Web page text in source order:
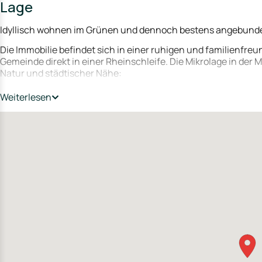
Lage
Idyllisch wohnen im Grünen und dennoch bestens
Die Immobilie befindet sich in einer ruhigen und
Gemeinde direkt in einer Rheinschleife. Die Mikrolage in
Natur und städtischer Nähe:
Erholung pur: Der Rhein sowie die beliebten
wenigen Minuten erreichbar und bieten einen enormen
Weiterlesen